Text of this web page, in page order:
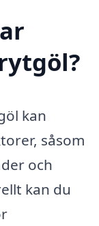
kan
såsom
och
kan du